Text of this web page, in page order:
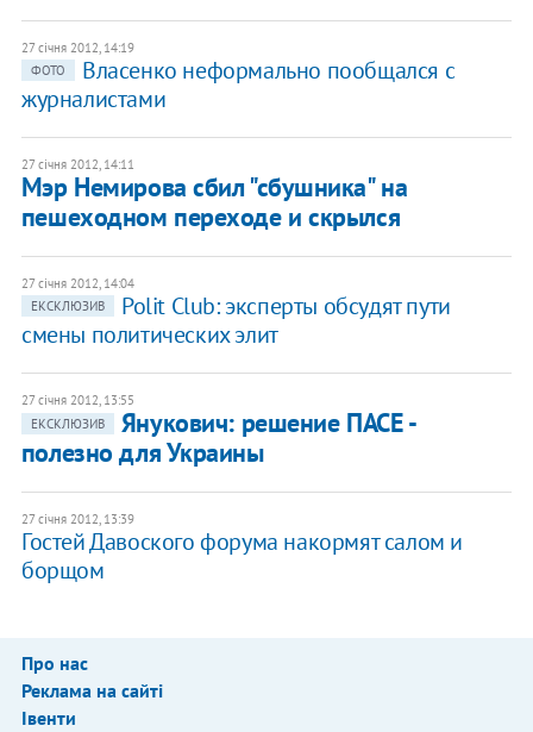
27 січня 2012, 14:19
ФОТО
Власенко неформально пообщался с
журналистами
27 січня 2012, 14:11
Мэр Немирова сбил "сбушника" на
пешеходном переходе и скрылся
27 січня 2012, 14:04
ЕКСКЛЮЗИВ
​Polit Club: эксперты обсудят пути
смены политических элит
27 січня 2012, 13:55
ЕКСКЛЮЗИВ
Янукович: решение ПАСЕ -
полезно для Украины
27 січня 2012, 13:39
​Гостей Давоского форума накормят салом и
борщом
Про нас
Реклама на сайті
Івенти